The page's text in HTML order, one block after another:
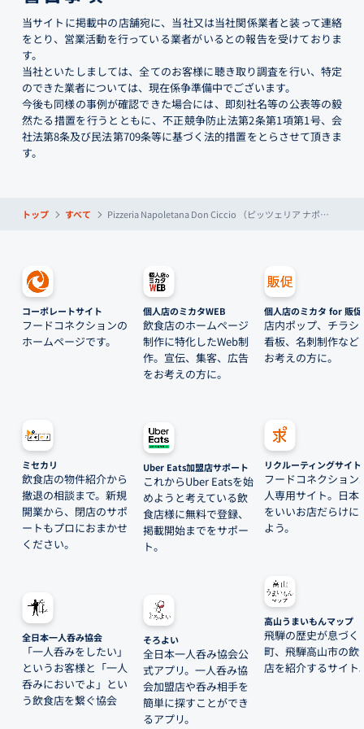
当サイトに掲載中の店舗宛に、当社又は当社関係業者と装って連絡
をとり、営業活動を行っている業者がいるとの報告を受けておりま
す。
当社といたしましては、全てのお客様に聴き取り調査を行い、特定
のできた業者については、現在係争準備中でございます。
今後も同様の事例が確認できた場合には、即刻社名等の公表等の毅
然たる措置を行うとともに、不正競争防止法第2条第1項第1号、会
社法第8条及び民法第709条等に基づく法的措置をとらさせて頂きま
す。
トップ すべて Pizzeria Napoletana Don Ciccio （ピッツェリア ナポレターナ ドン チッチョ）
コーポレートサイト
フードコネクションの
ホームページです。
ミセカリ
飲食店の物件紹介から
撤退の相談まで。新規
開業から、閉店のサポ
ートもプロにおまかせ
ください。
全日本一人呑み協会
「一人呑みをしたい」
というお客様と「一人
呑みにおいでよ」とい
う飲食店を繋ぐ協会
個人店のミカタWEB
飲食店のホームページ
制作に特化したWeb制
作。宣伝、集客、広告
をお考えの方に。
Uber Eats加盟店サポート
これからUber Eatsを始
めようと考えている飲
食店様に無料で登録、
掲載開始までをサポー
ト。
そろよい
全日本一人呑み協会公
式アプリ。一人呑み協
会加盟店や呑み相手を
簡単に探すことができ
るアプリ。
個人店のミカタ for 販促
店内ポップ、チラシ
看板、名刺制作など
お考えの方に。
リクルーティングサイト
フードコネクション
人専用サイト。日本
をいいお店だらけに
よう。
高山うまいもんマップ
飛騨の歴史が息づく
町、飛騨高山市の飲
店を紹介するサイト